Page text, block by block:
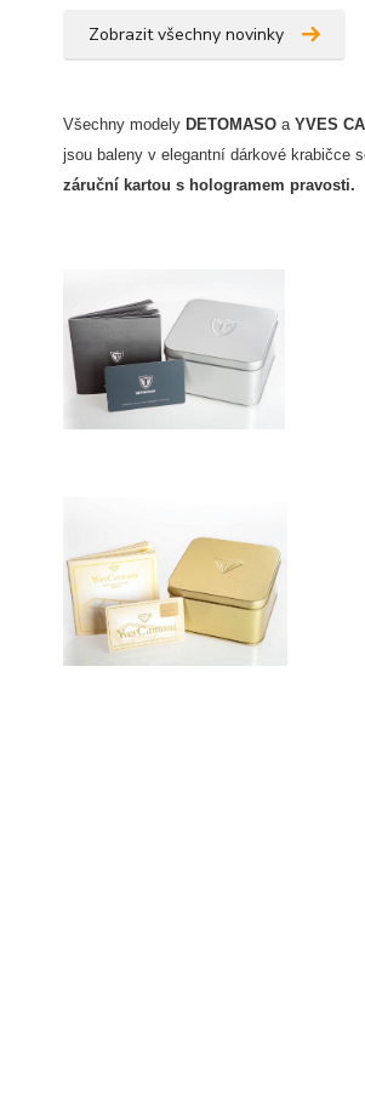
Zobrazit všechny novinky
Všechny modely DETOMASO a YVES
jsou baleny v elegantní dárkové krabičce
záruční kartou s hologramem pravosti.